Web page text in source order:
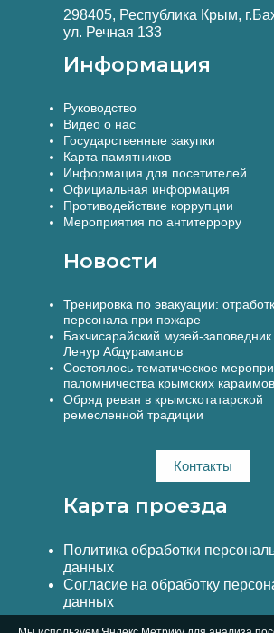
298405, Республика Крым,
ул. Речная 133
Информация
Руководство
Видео о нас
Государственные закупки
Карта памятников
Информация для посетителей
Официальная информация
Противодействие коррупции
Мероприятия по антитеррору
Новости
Тренировка по эвакуации:
персонала при пожаре
Бахчисарайский музей-заповедник
Ленур Абдураманов
Состоялось тематическое
паломничества крымских
Обряд реван в крымскотатарской
ремесленной традиции
Контакты
Карта проезда
Политика обработки
данных
Согласие на обработку
данных